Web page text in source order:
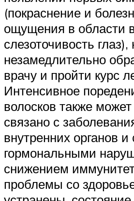
(покраснение и
ощущения в области
слезоточивость
незамедлительно
врачу и пройти курс
Интенсивное
волосков также
связано с
внутренних органов и
гормональными
снижением
проблемы со